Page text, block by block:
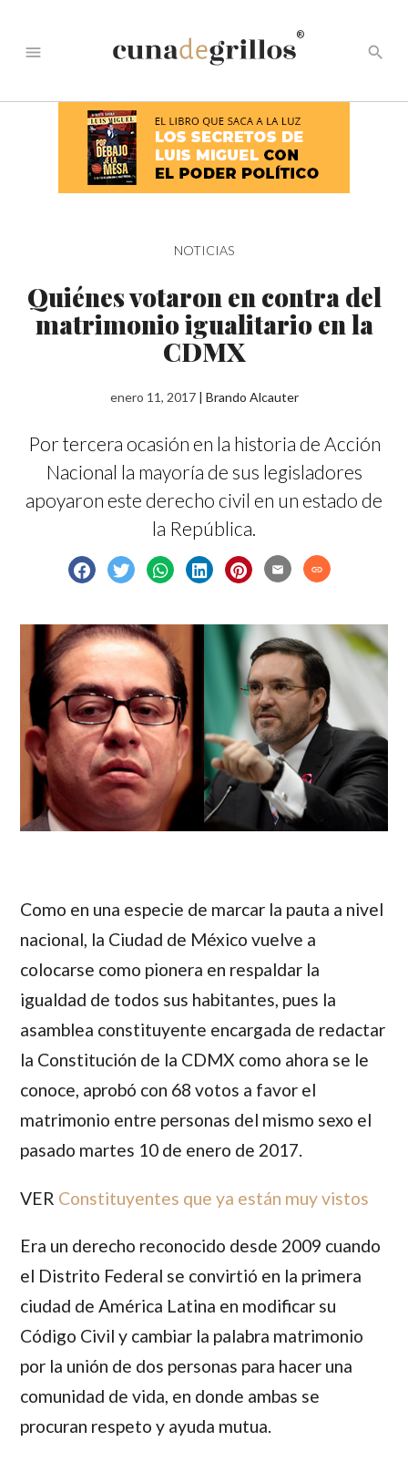
menu
®
search
NOTICIAS
Quiénes votaron en contra del
matrimonio igualitario en la
CDMX
enero 11, 2017 | Brando Alcauter
Por tercera ocasión en la historia de Acción
Nacional la mayoría de sus legisladores
apoyaron este derecho civil en un estado de
la República.
email link
Como en una especie de marcar la pauta a nivel
nacional, la Ciudad de México vuelve a
colocarse como pionera en respaldar la
igualdad de todos sus habitantes, pues la
asamblea constituyente encargada de redactar
la Constitución de la CDMX como ahora se le
conoce, aprobó con 68 votos a favor el
matrimonio entre personas del mismo sexo el
pasado martes 10 de enero de 2017.
VER Constituyentes que ya están muy vistos
Era un derecho reconocido desde 2009 cuando
el Distrito Federal se convirtió en la primera
ciudad de América Latina en modificar su
Código Civil y cambiar la palabra matrimonio
por la unión de dos personas para hacer una
comunidad de vida, en donde ambas se
procuran respeto y ayuda mutua.